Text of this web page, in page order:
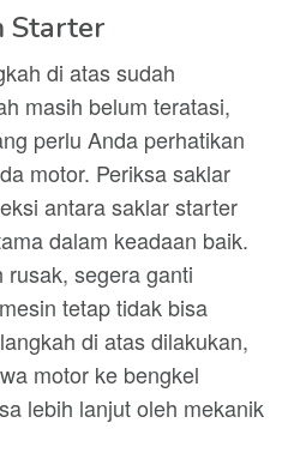
Starter
di atas sudah
masih belum teratasi,
perlu Anda perhatikan
motor. Periksa saklar
antara saklar starter
dalam keadaan baik.
segera ganti
tetap tidak bisa
di atas dilakukan,
motor ke bengkel
lebih lanjut oleh mekanik